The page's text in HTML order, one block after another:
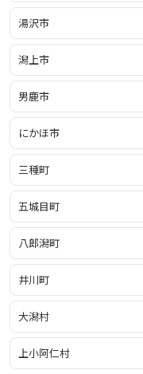
湯沢市
潟上市
男鹿市
にかほ市
三種町
五城目町
八郎潟町
井川町
大潟村
上小阿仁村